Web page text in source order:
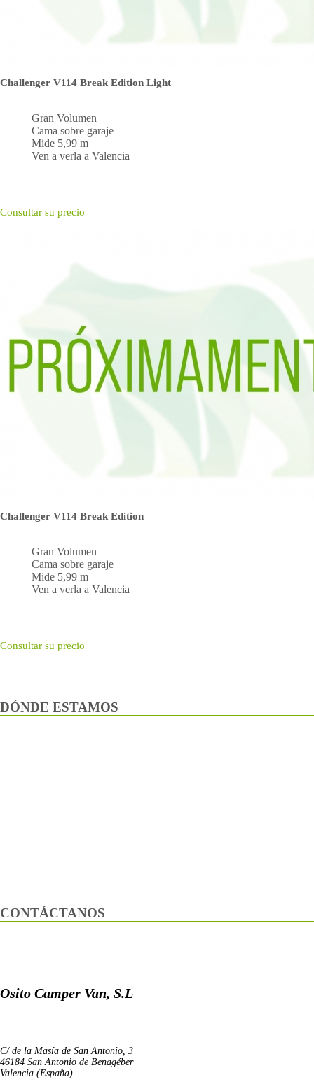
Challenger V114 Break Edition Light
Gran Volumen
Cama sobre garaje
Mide 5,99 m
Ven a verla a Valencia
Consultar su precio
Challenger V114 Break Edition
Gran Volumen
Cama sobre garaje
Mide 5,99 m
Ven a verla a Valencia
Consultar su precio
DÓNDE ESTAMOS
CONTÁCTANOS
Osito Camper Van, S.L
C/ de la Masía de San Antonio, 3
46184 San Antonio de Benagéber
Valencia (España)